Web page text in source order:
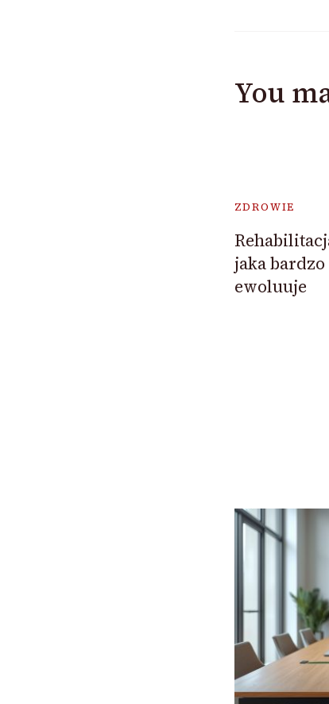
You
ZDROWIE
jaka
ewoluuje